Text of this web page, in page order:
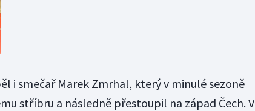
i smečař Marek Zmrhal, který v minulé sezoně
stříbru a následně přestoupil na západ Čech. V